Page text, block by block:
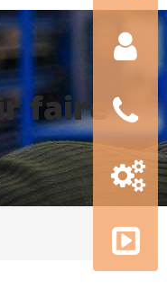
faire
3D
academy